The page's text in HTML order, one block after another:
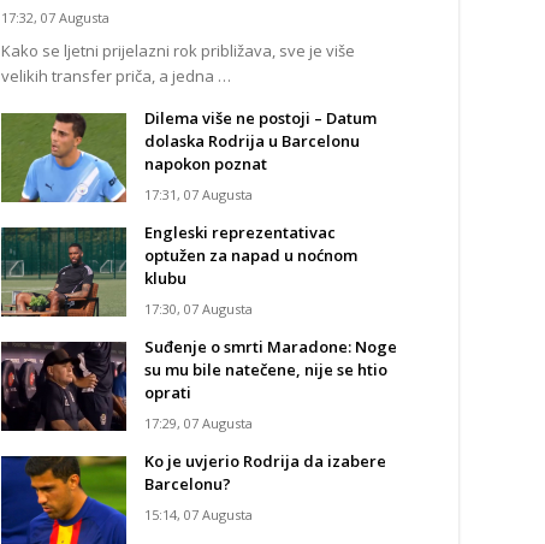
17:32, 07 Augusta
Kako se ljetni prijelazni rok približava, sve je više
velikih transfer priča, a jedna …
Dilema više ne postoji – Datum
dolaska Rodrija u Barcelonu
napokon poznat
17:31, 07 Augusta
Engleski reprezentativac
optužen za napad u noćnom
klubu
17:30, 07 Augusta
Suđenje o smrti Maradone: Noge
su mu bile natečene, nije se htio
oprati
17:29, 07 Augusta
Ko je uvjerio Rodrija da izabere
Barcelonu?
15:14, 07 Augusta